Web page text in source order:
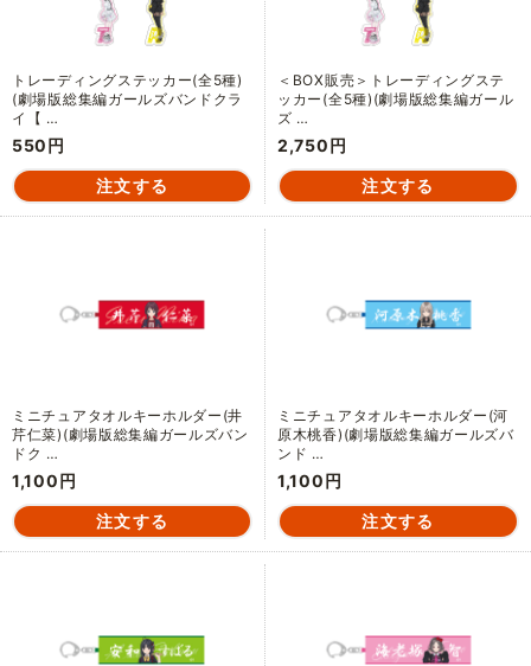
トレーディングステッカー(全5種)
(劇場版総集編ガールズバンドクラ
イ【 …
550円
＜BOX販売＞トレーディングステ
ッカー(全5種)(劇場版総集編ガール
ズ …
2,750円
ミニチュアタオルキーホルダー(井
芹仁菜)(劇場版総集編ガールズバン
ドク …
1,100円
ミニチュアタオルキーホルダー(河
原木桃香)(劇場版総集編ガールズバ
ンド …
1,100円